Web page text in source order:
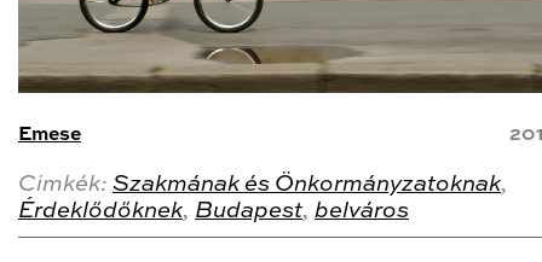
Emese
Cimkék: Szakmának és Önkormányzatoknak,
Érdeklődőknek, Budapest, belváros